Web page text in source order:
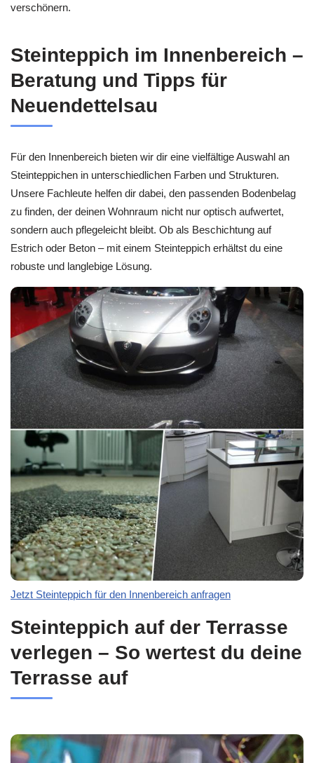
verschönern.
Steinteppich im Innenbereich –
Beratung und Tipps für
Neuendettelsau
Für den Innenbereich bieten wir dir eine vielfältige Auswahl an
Steinteppichen in unterschiedlichen Farben und Strukturen.
Unsere Fachleute helfen dir dabei, den passenden Bodenbelag
zu finden, der deinen Wohnraum nicht nur optisch aufwertet,
sondern auch pflegeleicht bleibt. Ob als Beschichtung auf
Estrich oder Beton – mit einem Steinteppich erhältst du eine
robuste und langlebige Lösung.
Jetzt Steinteppich für den Innenbereich anfragen
Steinteppich auf der Terrasse
verlegen – So wertest du deine
Terrasse auf